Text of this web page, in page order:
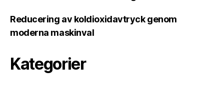
Reducering av koldioxidavtryck genom
moderna maskinval
Kategorier